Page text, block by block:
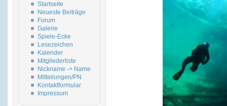
Startseite
Neueste Beiträge
Forum
Galerie
Spiele-Ecke
Lesezeichen
Kalender
Mitgliederliste
Nickname -> Name
Mitteilungen/PN
Kontaktformular
Impressum